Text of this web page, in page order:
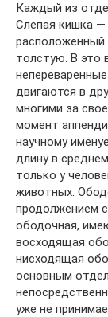
Каждый из
Слепая кишка —
расположенный
толстую. В это
двигаются в
многими за
момент
научному
длину в
только у
животных.
продолжением
ободочная,
восходящая
нисходящая
основным
уже не